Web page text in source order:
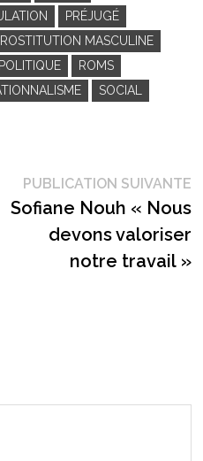
PRÉJUGÉ
MASCULINE
ROMS
SOCIAL
PUBLICATION SUIVANTE
Sofiane Nouh « Nous
devons valoriser
notre travail »